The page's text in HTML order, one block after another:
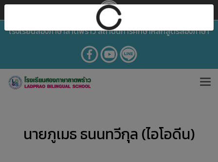
โรงเรียนสองภาษาลาดพร้าว สถาบันการศึกษาหลักสูตรสองภาษา
นายภูเมธ ธนนทวีกุล (ไอโอดีน)